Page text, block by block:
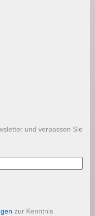
und verpassen Sie
zur Kenntnis